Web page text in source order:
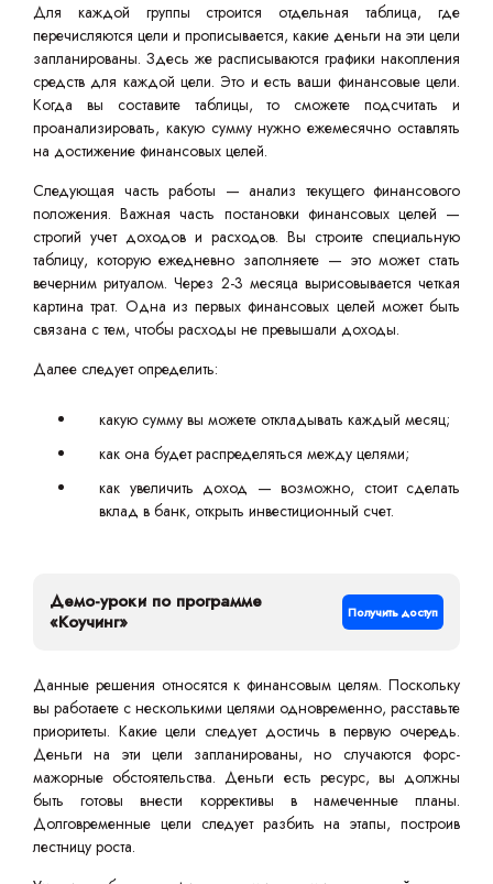
Для каждой группы строится отдельная таблица, где
перечисляются цели и прописывается, какие деньги на эти цели
запланированы. Здесь же расписываются графики накопления
средств для каждой цели. Это и есть ваши финансовые цели.
Когда вы составите таблицы, то сможете подсчитать и
проанализировать, какую сумму нужно ежемесячно оставлять
на достижение финансовых целей.
Следующая часть работы — анализ текущего финансового
положения. Важная часть постановки финансовых целей —
строгий учет доходов и расходов. Вы строите специальную
таблицу, которую ежедневно заполняете — это может стать
вечерним ритуалом. Через 2-3 месяца вырисовывается четкая
картина трат. Одна из первых финансовых целей может быть
связана с тем, чтобы расходы не превышали доходы.
Далее следует определить:
какую сумму вы можете откладывать каждый месяц;
как она будет распределяться между целями;
как увеличить доход — возможно, стоит сделать
вклад в банк, открыть инвестиционный счет.
Демо-уроки по программе
«Коучинг»
Получить доступ
Данные решения относятся к финансовым целям. Поскольку
вы работаете с несколькими целями одновременно, расставьте
приоритеты. Какие цели следует достичь в первую очередь.
Деньги на эти цели запланированы, но случаются форс-
мажорные обстоятельства. Деньги есть ресурс, вы должны
быть готовы внести коррективы в намеченные планы.
Долговременные цели следует разбить на этапы, построив
лестницу роста.